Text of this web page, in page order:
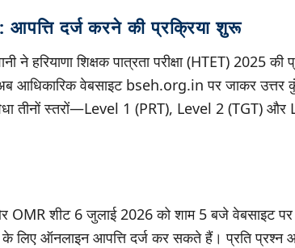
दर्ज करने की प्रक्रिया शुरू
ने हरियाणा शिक्षक पात्रता परीक्षा (HTET) 2025
अब आधिकारिक वेबसाइट bseh.org.in पर जाकर
तीनों स्तरों—Level 1 (PRT), Level 2 (TGT)
OMR शीट 6 जुलाई 2026 को शाम 5 बजे वेबसाइट
के लिए ऑनलाइन आपत्ति दर्ज कर सकते हैं। प्रति प्रश्न